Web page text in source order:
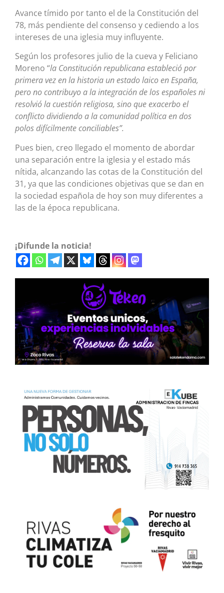
Avance tímido por tanto el de la Constitución del
78, más pendiente del consenso y cediendo a los
intereses de una iglesia muy influyente.
Según los profesores julio de la cueva y Feliciano
Moreno “la Constitución republicana estableció por
primera vez en la historia un estado laico en España,
pero no contribuyo a la integración de los españoles ni
resolvió la cuestión religiosa, sino que exacerbo el
conflicto dividiendo a la comunidad política en dos
polos difícilmente conciliables”.
Pues bien, creo llegado el momento de abordar
una separación entre la iglesia y el estado más
nítida, alcanzando las cotas de la Constitución del
31, ya que las condiciones objetivas que se dan en
la sociedad española de hoy son muy diferentes a
las de la época republicana.
¡Difunde la noticia!